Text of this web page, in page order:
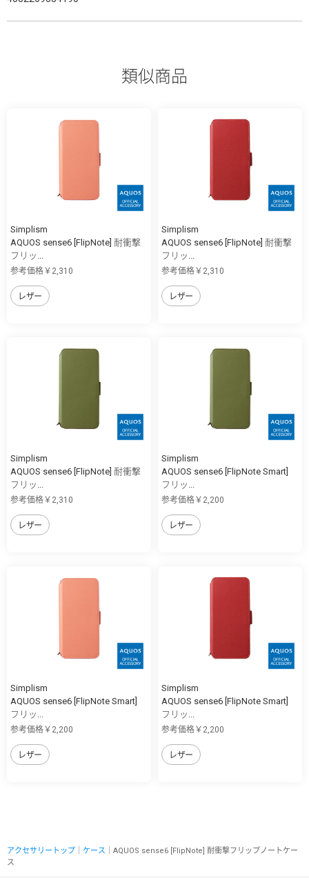
類似商品
Simplism
AQUOS sense6 [FlipNote] 耐衝撃
フリッ...
参考価格￥2,310
レザー
Simplism
AQUOS sense6 [FlipNote] 耐衝撃
フリッ...
参考価格￥2,310
レザー
Simplism
AQUOS sense6 [FlipNote] 耐衝撃
フリッ...
参考価格￥2,310
レザー
Simplism
AQUOS sense6 [FlipNote Smart]
フリッ...
参考価格￥2,200
レザー
Simplism
AQUOS sense6 [FlipNote Smart]
フリッ...
参考価格￥2,200
レザー
Simplism
AQUOS sense6 [FlipNote Smart]
フリッ...
参考価格￥2,200
レザー
アクセサリートップ ケース ｜AQUOS sense6 [FlipNote] 耐衝撃フリップノートケー
ス